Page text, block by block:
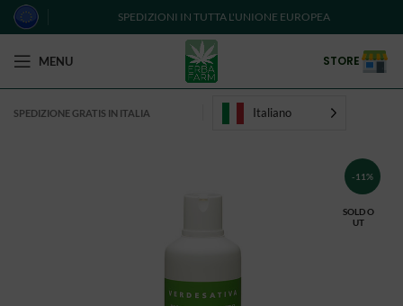
SPEDIZIONI IN TUTTA L'UNIONE EUROPEA
MENU STORE
SPEDIZIONE GRATIS IN ITALIA Italiano
-11%
SOLD O
UT